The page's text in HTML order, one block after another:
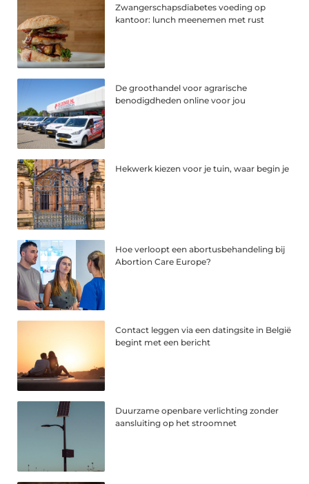
Zwangerschapsdiabetes voeding op
kantoor: lunch meenemen met rust
De groothandel voor agrarische
benodigdheden online voor jou
Hekwerk kiezen voor je tuin, waar begin je
Hoe verloopt een abortusbehandeling bij
Abortion Care Europe?
Contact leggen via een datingsite in België
begint met een bericht
Duurzame openbare verlichting zonder
aansluiting op het stroomnet